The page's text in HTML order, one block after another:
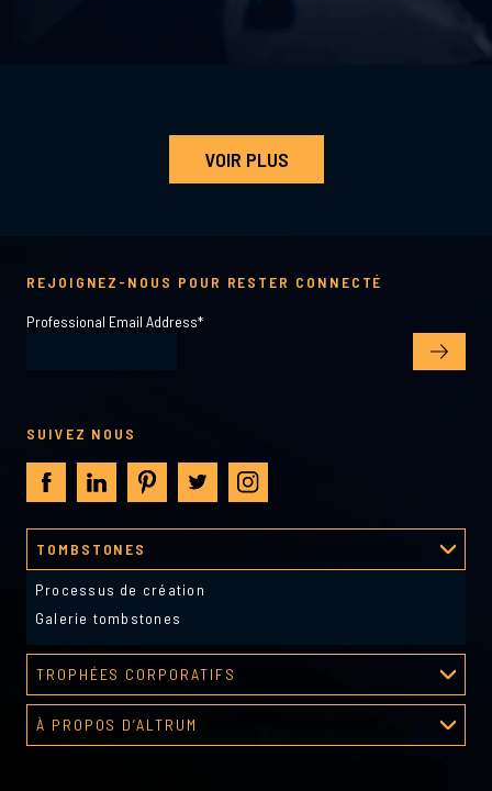
VOIR PLUS
TOMBSTONES
Processus de création
Galerie tombstones
TROPHÉES CORPORATIFS
Galerie de récompenses
À PROPOS D’ALTRUM
REJOIGNEZ-NOUS POUR RESTER CONNECTÉ
Professional Email Address*
SUIVEZ NOUS